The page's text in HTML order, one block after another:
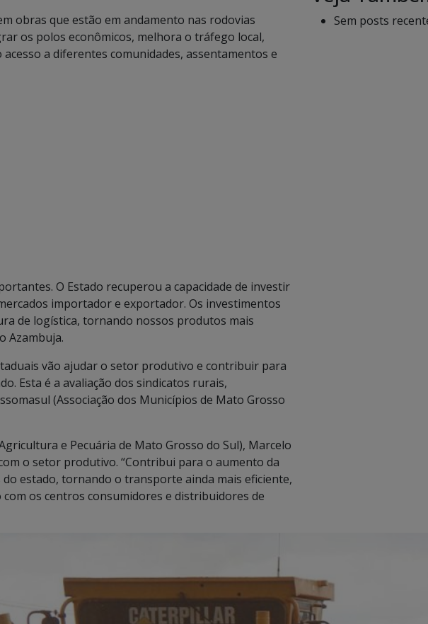
obras que estão em andamento nas rodovias
os polos econômicos, melhora o tráfego local,
a diferentes comunidades, assentamentos e
O Estado recuperou a capacidade de investir
importador e exportador. Os investimentos
de logística, tornando nossos produtos mais
Azambuja.
vão ajudar o setor produtivo e contribuir para
Esta é a avaliação dos sindicatos rurais,
(Associação dos Municípios de Mato Grosso
e Pecuária de Mato Grosso do Sul), Marcelo
o setor produtivo. “Contribui para o aumento da
estado, tornando o transporte ainda mais eficiente,
os centros consumidores e distribuidores de
Sem posts